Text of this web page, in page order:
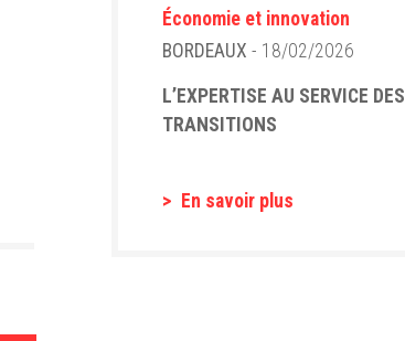
Économie et innovation
BORDEAUX - 18/02/2026
L’EXPERTISE AU SERVICE DES
TRANSITIONS
En savoir plus